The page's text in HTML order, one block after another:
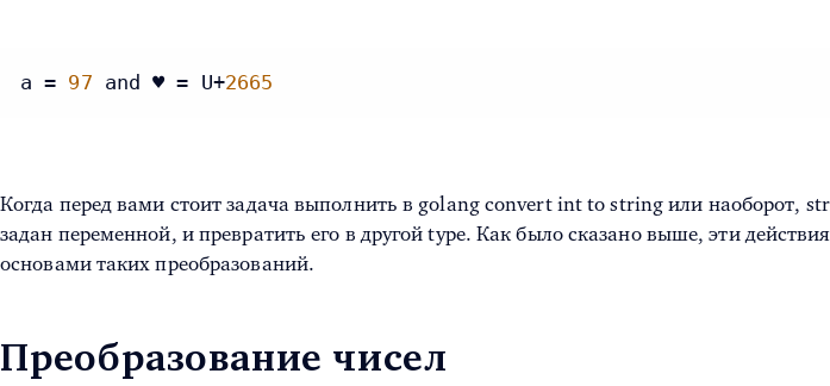
a = 97 and ♥ = U+2665
Когда перед вами стоит задача выполнить в golang convert int to stringили наоборот,
задан переменной, и превратить его в другой type. Как было сказано выше, эти
основами таких преобразований.
Преобразование чисел